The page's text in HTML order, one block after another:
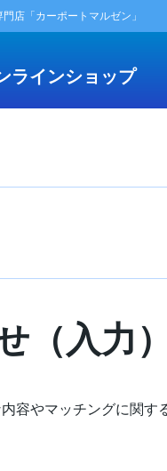
店「カーポートマルゼン」
ラインショップ
（入力）
容やマッチングに関す